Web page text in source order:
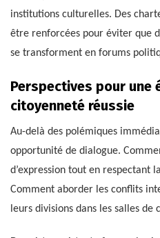
institutions culturelles. Des
être renforcées pour éviter que
se transforment en forums
Perspectives pour une
citoyenneté réussie
Au-delà des polémiques
opportunité de dialogue.
d’expression tout en respectant
Comment aborder les conflits
leurs divisions dans les salles de